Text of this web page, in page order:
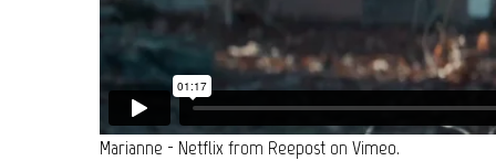
Marianne - Netflix from Reepost on Vimeo.